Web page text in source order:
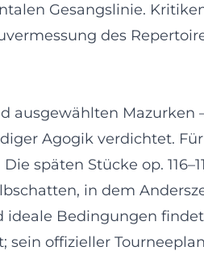
Gesangslinie.
des
ausgewählten Mazurken
Agogik verdichtet. Für
späten Stücke op.
in dem
Bedingungen
sein offizieller